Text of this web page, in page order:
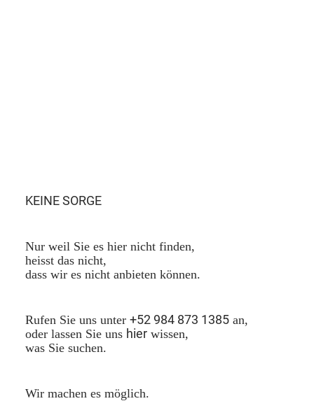
KEINE SORGE
Nur weil Sie es hier nicht finden,
heisst das nicht,
dass wir es nicht anbieten können.
Rufen Sie uns unter +52 984 873 1385 an,
oder lassen Sie uns hier wissen,
was Sie suchen.
Wir machen es möglich.